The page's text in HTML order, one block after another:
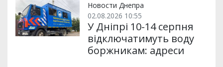
Новости Днепра
02.08.2026 10:55
У Дніпрі 10-14 серпня
відключатимуть воду
боржникам: адреси